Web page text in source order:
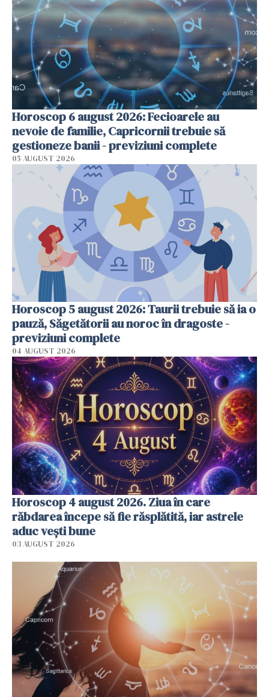
Horoscop 6 august 2026: Fecioarele au
nevoie de familie, Capricornii trebuie să
gestioneze banii - previziuni complete
05 AUGUST 2026
Horoscop 5 august 2026: Taurii trebuie să ia o
pauză, Săgetătorii au noroc în dragoste -
previziuni complete
04 AUGUST 2026
Horoscop 4 august 2026. Ziua în care
răbdarea începe să fie răsplătită, iar astrele
aduc vești bune
03 AUGUST 2026